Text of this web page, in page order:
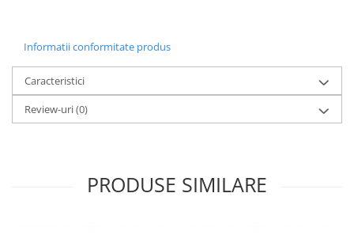
Informatii conformitate produs
Caracteristici
Review-uri(0)
PRODUSE SIMILARE